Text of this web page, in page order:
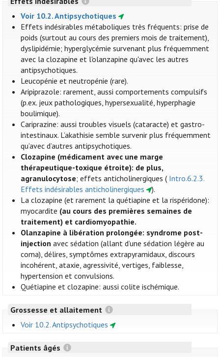
Voir 10.2. Antipsychotiques
Effets indésirables métaboliques très fréquents: prise de
poids (surtout au cours des premiers mois de traitement),
dyslipidémie; hyperglycémie survenant plus fréquemment
avec la clozapine et l'olanzapine qu'avec les autres
antipsychotiques.
Leucopénie et neutropénie (rare).
Aripiprazole: rarement, aussi comportements compulsifs
(p.ex. jeux pathologiques, hypersexualité, hyperphagie
boulimique).
Cariprazine: aussi troubles visuels (cataracte) et gastro-
intestinaux. L’akathisie semble survenir plus fréquemment
qu’avec d’autres antipsychotiques.
Clozapine (médicament avec une marge
thérapeutique-toxique étroite): de plus,
agranulocytose; effets anticholinergiques ( Intro.6.2.3.
Effets indésirables anticholinergiques
).
La clozapine (et rarement la quétiapine et la rispéridone):
myocardite (au cours des premières semaines de
traitement) et cardiomyopathie.
Olanzapine à libération prolongée: syndrome post-
injection avec sédation (allant d’une sédation légère au
coma), délires, symptômes extrapyramidaux, discours
incohérent, ataxie, agressivité, vertiges, faiblesse,
hypertension et convulsions.
Quétiapine et clozapine: aussi colite ischémique.
Grossesse et allaitement
Voir 10.2. Antipsychotiques
Patients âgés